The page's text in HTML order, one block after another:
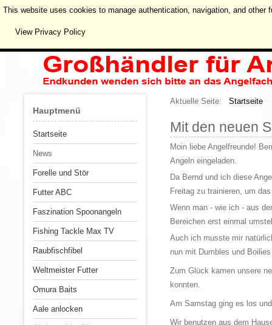
Hauptmenü
Startseite
News
Forelle und Stör
Futter ABC
Faszination Spoonangeln
Fishing Tackle Max TV
Raubfischfibel
Weltmeister Futter
Omura Baits
Aale anlocken
Aktuelle Seite: Startseite
Mit den neuen
Moin liebe Angelfreunde!
Angeln eingeladen.
Da Bernd und ich diese
Freitag zu trainieren, um
Wenn man - wie ich - aus
Bereichen erst einmal
Auch ich musste mir
nun mit Dumbles und
Zum Glück kamen unsere
konnten.
Am Samstag ging es los
Wir benutzen aus dem
This website uses cookies to manage authentication, navigation, and
View Privacy Policy